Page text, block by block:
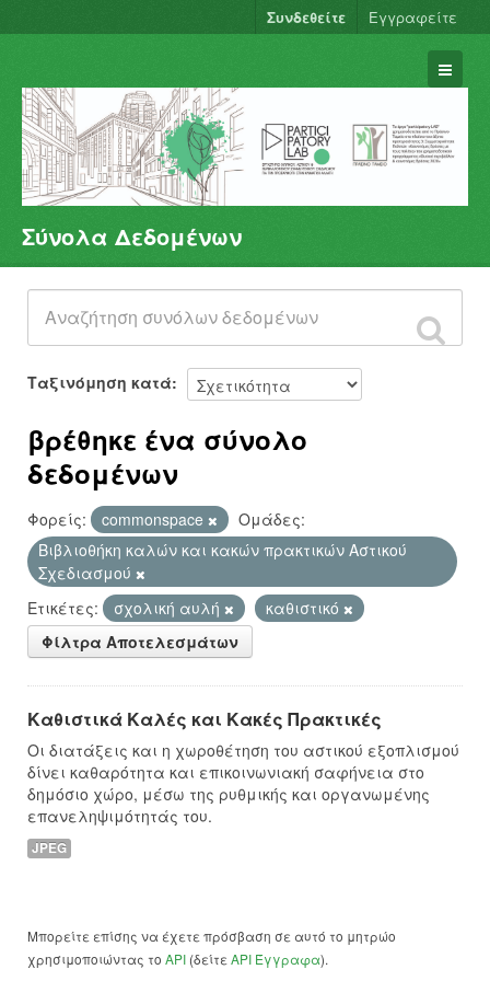
Συνδεθείτε Εγγραφείτε
Σύνολα Δεδομένων
Φορείς
Ομάδες
Σχετικά
Σύνολα Δεδομένων
Ταξινόμηση κατά
βρέθηκε ένα σύνολο
δεδομένων
Φορείς: commonspace
Ομάδες:
Βιβλιοθήκη καλών και κακών πρακτικών Αστικού
Σχεδιασμού
Ετικέτες:
σχολική αυλή
καθιστικό
Φίλτρα Αποτελεσμάτων
Καθιστικά Καλές και Κακές Πρακτικές
Οι διατάξεις και η χωροθέτηση του αστικού εξοπλισμού
δίνει καθαρότητα και επικοινωνιακή σαφήνεια στο
δημόσιο χώρο, μέσω της ρυθμικής και οργανωμένης
επανεληψιμότητάς του.
JPEG
Μπορείτε επίσης να έχετε πρόσβαση σε αυτό το μητρώο
χρησιμοποιώντας το API (δείτε API Έγγραφα).